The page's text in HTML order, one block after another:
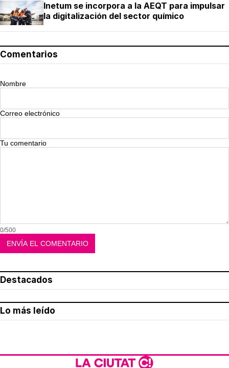
Inetum se incorpora a la AEQT para impulsar
la digitalización del sector químico
Comentarios
Nombre
Correo electrónico
Tu comentario
0/500
Destacados
Lo más leído